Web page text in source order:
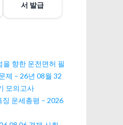
서 발급
을 향한 운전면허 필
제 – 26년 08월 32
모의고사
징 운세총평 – 2026